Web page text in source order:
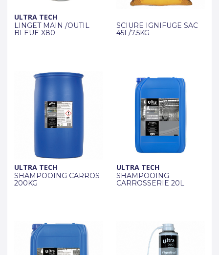
ULTRA TECH
LINGET MAIN /OUTIL
BLEUE X80
SCIURE IGNIFUGE SAC
45L/7.5KG
ULTRA TECH
SHAMPOOING CARROS
200KG
ULTRA TECH
SHAMPOOING
CARROSSERIE 20L